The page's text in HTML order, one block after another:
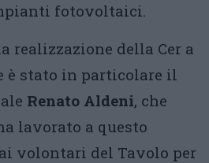
fotovoltaici.
realizzazione della Cer a
è stato in particolare il
Renato Aldeni, che
lavorato a questo
volontari del Tavolo per